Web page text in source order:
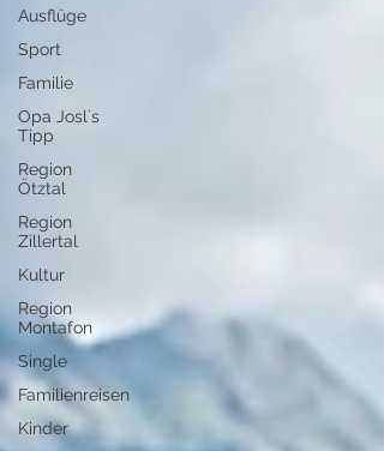
Ausflüge
Sport
Familie
Opa Josl´s
Tipp
Region
Ötztal
Region
Zillertal
Kultur
Region
Montafon
Single
Familienreisen
Kinder